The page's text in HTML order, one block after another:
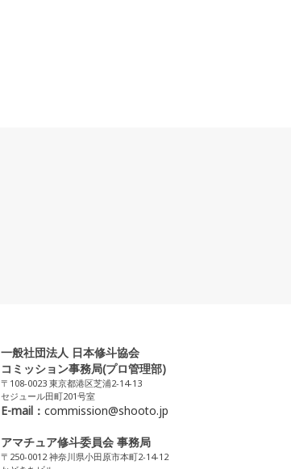
一般社団法人 日本修斗協会
コミッション事務局(プロ管理部)
〒108-0023 東京都港区芝浦2-14-13
セジュール田町201号室
E-mail： commission@shooto.jp
アマチュア修斗委員会 事務局
〒250-0012 神奈川県小田原市本町2-14-12